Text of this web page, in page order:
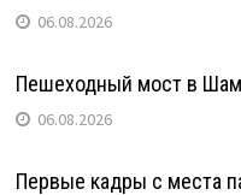
06.08.2026
Пешеходный мост в
06.08.2026
Первые кадры с места